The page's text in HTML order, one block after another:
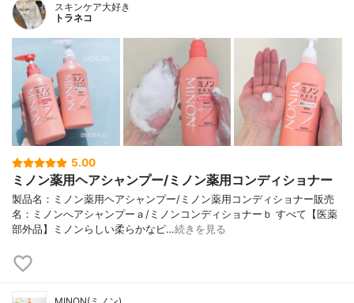
スキンケア大好き
トラネコ
5.00
ミノン薬用ヘアシャンプー/ミノン薬用コンディショナー
製品名：ミノン薬用ヘアシャンプー/ミノン薬用コンディショナー販売
名：ミノンへアシャンプーａ/ミノンコンディショナーｂ すべて【医薬
部外品】ミノンらしい柔らかなピ…続きを見る